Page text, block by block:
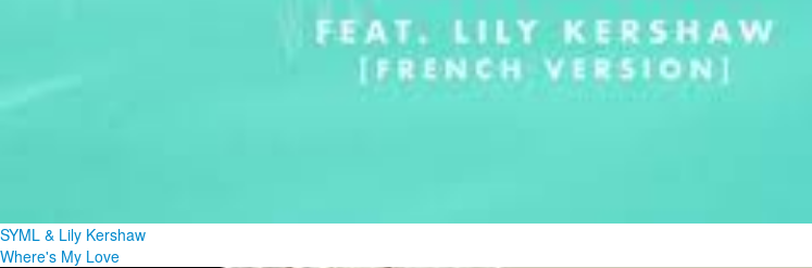
SYML & Lily Kershaw
Where's My Love